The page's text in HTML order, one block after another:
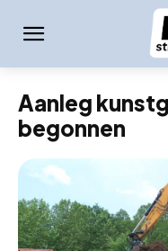
Aanleg
begonnen